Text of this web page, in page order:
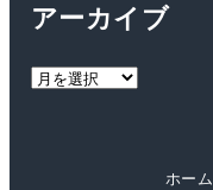
リ
アーカイブ
ア
ホーム